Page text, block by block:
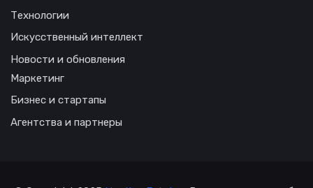
Технологии
Искусственный интеллект
Новости и обновления
Маркетинг
Бизнес и стартапы
Агентства и партнеры